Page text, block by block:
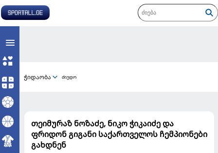
ჭიდაობა ძიუდო
თეიმურაზ ნოზაძე, ნიკო ჭიკაიძე და
ფრიდონ გიგანი საქართველოს ჩემპიონები
გახდნენ